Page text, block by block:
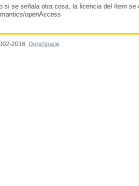
si se señala otra cosa, la licencia del ítem se
openAccess
2016
DuraSpace